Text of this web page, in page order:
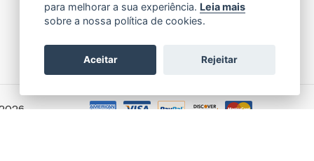
ENVIAR UMA MENSAGEM
para melhorar a sua experiência. Leia mais
sobre a nossa política de cookies.
Aceitar Rejeitar